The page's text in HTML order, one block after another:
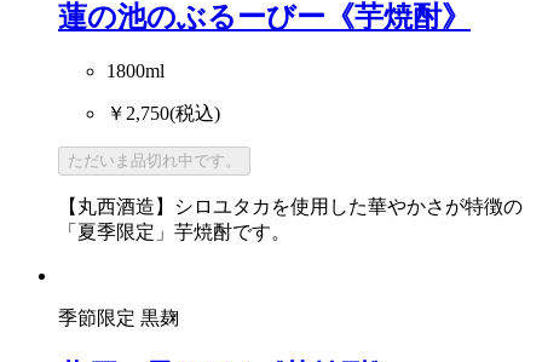
蓮の池のぶるーびー《芋焼酎》
1800ml
￥2,750(税込)
ただいま品切れ中です。
【丸西酒造】シロユタカを使用した華やかさが特徴の
「夏季限定」芋焼酎です。
季節限定 黒麹